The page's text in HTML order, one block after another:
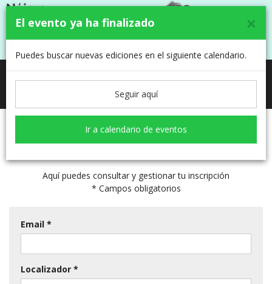
NÁJERA EN MARCHA CONTRA EL
Toggle
Mi inscripción
Aquí puedes consultar y gestionar tu inscripción
* Campos obligatorios
Email *
Localizador *
×
El evento ya ha finalizado
Puedes buscar nuevas ediciones en el siguiente calendario.
Seguir aquí
Ir a calendario de eventos